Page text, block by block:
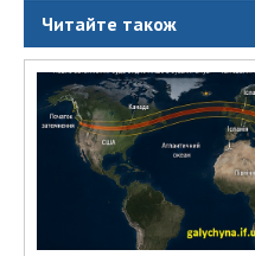
Читайте також